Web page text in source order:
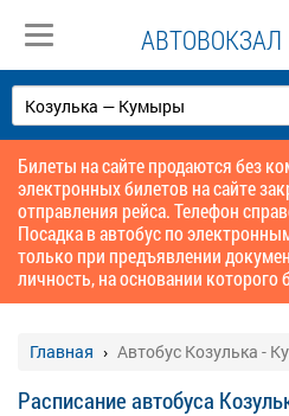
Билеты на сайте продаются без
электронных билетов на сайте
отправления рейса. Телефон
Посадка в автобус по
только при предъявлении
личность, на основании
Главная Автобус Козулька -
Расписание автобуса